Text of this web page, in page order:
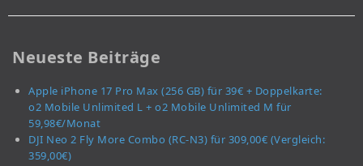
Neueste Beiträge
Apple iPhone 17 Pro Max (256 GB) für 39€ + Doppelkarte:
o2 Mobile Unlimited L + o2 Mobile Unlimited M für
59,98€/Monat
DJI Neo 2 Fly More Combo (RC-N3) für 309,00€ (Vergleich:
359,00€)